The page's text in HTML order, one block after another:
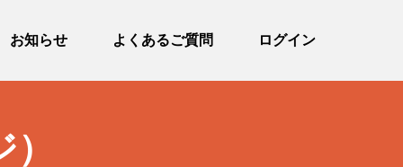
お知らせ よくあるご質問 ログイン